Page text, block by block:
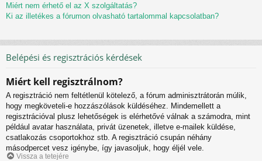
Miért nem érhető el az X szolgáltatás?
Ki az illetékes a fórumon olvasható tartalommal kapcsolatban?
Belépési és regisztrációs kérdések
Miért kell regisztrálnom?
A regisztráció nem feltétlenül kötelező, a fórum adminisztrátorán múlik,
hogy megköveteli-e hozzászólások küldéséhez. Mindemellett a
regisztrációval plusz lehetőségek is elérhetővé válnak a számodra, mint
például avatar használata, privát üzenetek, illetve e-mailek küldése,
csatlakozás csoportokhoz stb. A regisztráció csupán néhány
másodpercet vesz igénybe, így javasoljuk, hogy éljél vele.
Vissza a tetejére